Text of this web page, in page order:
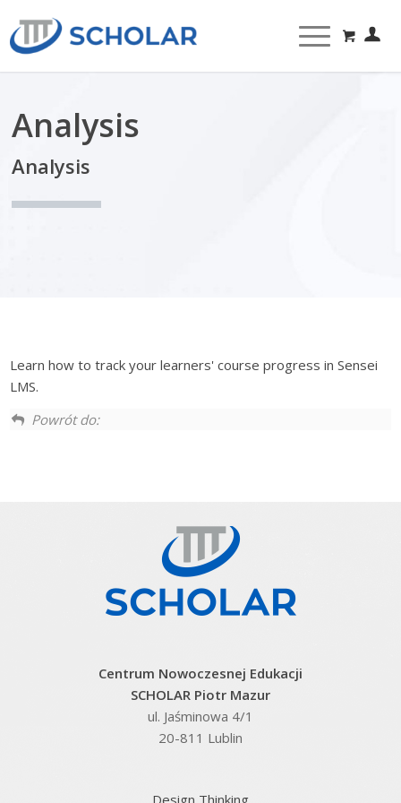
Analysis
Analysis
Learn how to track your learners' course progress in Sensei
LMS.
Powrót do:
Centrum Nowoczesnej Edukacji
SCHOLAR Piotr Mazur
ul. Jaśminowa 4/1
20-811 Lublin